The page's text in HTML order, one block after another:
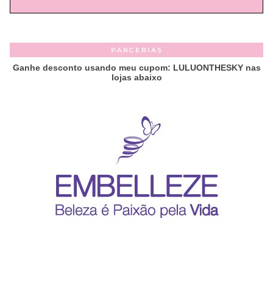
PARCERIAS
Ganhe desconto usando meu cupom: LULUONTHESKY nas
lojas abaixo